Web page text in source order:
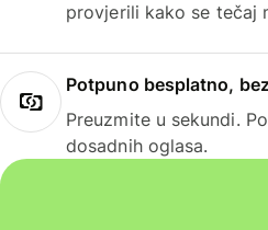
provjerili kako se tečaj
Potpuno besplatno,
Preuzmite u sekundi.
dosadnih oglasa.